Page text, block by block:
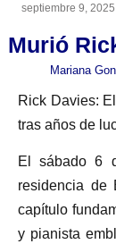
septiembre 9, 2025
Murió
Mariana
Rick Davies:
tras años de
El sábado 6
residencia de
capítulo
y pianista